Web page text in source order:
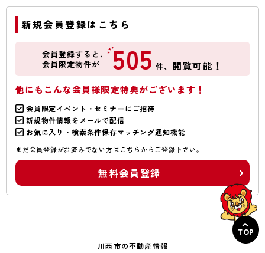
新規会員登録はこちら
会員登録すると、
会員限定物件が
505 件、 閲覧可能！
他にもこんな会員様限定特典がございます！
会員限定イベント・セミナーにご招待
新規物件情報をメールで配信
お気に入り・検索条件保存マッチング通知機能
まだ会員登録がお済みでない方はこちらからご登録下さい。
無料会員登録
TOP
川西市の不動産情報